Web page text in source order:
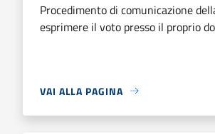
Procedimento di comunicazione
esprimere il voto presso il proprio
VAI ALLA PAGINA